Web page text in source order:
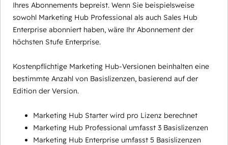
Ihres Abonnements bepreist. Wenn Sie beispielsweise
sowohl Marketing Hub Professional als auch Sales Hub
Enterprise abonniert haben, wäre Ihr Abonnement der
höchsten Stufe Enterprise.
Kostenpflichtige Marketing Hub-Versionen beinhalten eine
bestimmte Anzahl von Basislizenzen, basierend auf der
Edition der Version.
Marketing Hub Starter wird pro Lizenz berechnet
Marketing Hub Professional umfasst 3 Basislizenzen
Marketing Hub Enterprise umfasst 5 Basislizenzen